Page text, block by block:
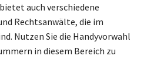
auch verschiedene
Rechtsanwälte, die im
Nutzen Sie die Handyvorwahl
in diesem Bereich zu